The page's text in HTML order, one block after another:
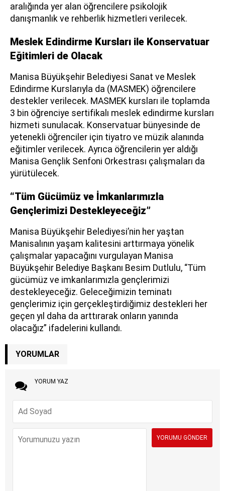
aralığında yer alan öğrencilere psikolojik
danışmanlık ve rehberlik hizmetleri verilecek.
Meslek Edindirme Kursları ile Konservatuar
Eğitimleri de Olacak
Manisa Büyükşehir Belediyesi Sanat ve Meslek
Edindirme Kurslarıyla da (MASMEK) öğrencilere
destekler verilecek. MASMEK kursları ile toplamda
3 bin öğrenciye sertifikalı meslek edindirme kursları
hizmeti sunulacak. Konservatuar bünyesinde de
yetenekli öğrenciler için tiyatro ve müzik alanında
eğitimler verilecek. Ayrıca öğrencilerin yer aldığı
Manisa Gençlik Senfoni Orkestrası çalışmaları da
yürütülecek.
“Tüm Gücümüz ve İmkanlarımızla
Gençlerimizi Destekleyeceğiz”
Manisa Büyükşehir Belediyesi’nin her yaştan
Manisalının yaşam kalitesini arttırmaya yönelik
çalışmalar yapacağını vurgulayan Manisa
Büyükşehir Belediye Başkanı Besim Dutlulu, “Tüm
gücümüz ve imkanlarımızla gençlerimizi
destekleyeceğiz. Geleceğimizin teminatı
gençlerimiz için gerçekleştirdiğimiz destekleri her
geçen yıl daha da arttırarak onların yanında
olacağız” ifadelerini kullandı.
YORUMLAR
YORUM YAZ